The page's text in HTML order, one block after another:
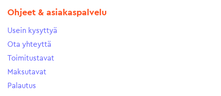
Ohjeet & asiakaspalvelu
Usein kysyttyä
Ota yhteyttä
Toimitustavat
Maksutavat
Palautus